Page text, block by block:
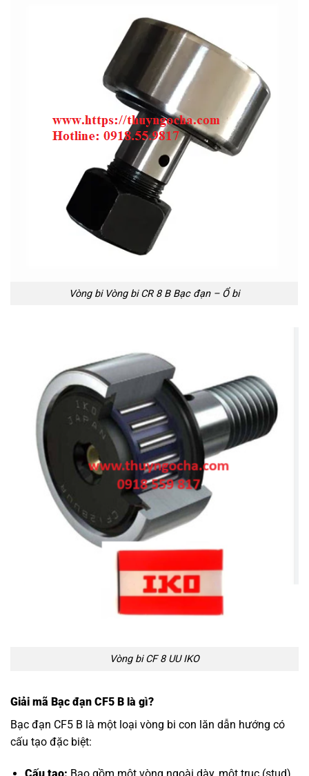
Vòng bi Vòng bi CR 8 B Bạc đạn – Ổ bi
Vòng bi CF 8 UU IKO
Giải mã Bạc đạn CF5 B là gì?
Bạc đạn CF5 B là một loại vòng bi con lăn dẫn hướng có
cấu tạo đặc biệt:
Cấu tạo: Bao gồm một vòng ngoài dày, một trục (stud)